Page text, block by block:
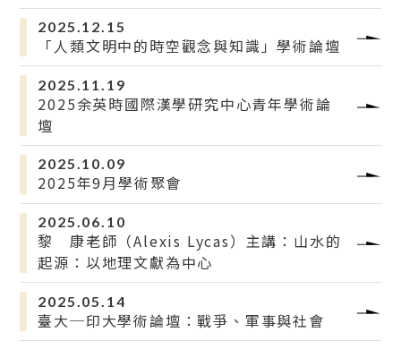
2025.12.15
「人類文明中的時空觀念與知識」學術論壇
2025.11.19
2025余英時國際漢學研究中心青年學術論
壇
2025.10.09
2025年9月學術聚會
2025.06.10
黎 康老師（Alexis Lycas）主講：山水的
起源：以地理文獻為中心
2025.05.14
臺大─印大學術論壇：戰爭、軍事與社會